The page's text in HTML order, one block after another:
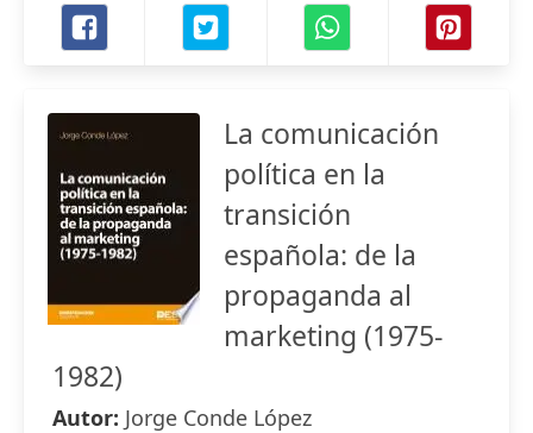
La comunicación
política en la
transición
española: de la
propaganda al
marketing (1975-
1982)
Autor: Jorge Conde López